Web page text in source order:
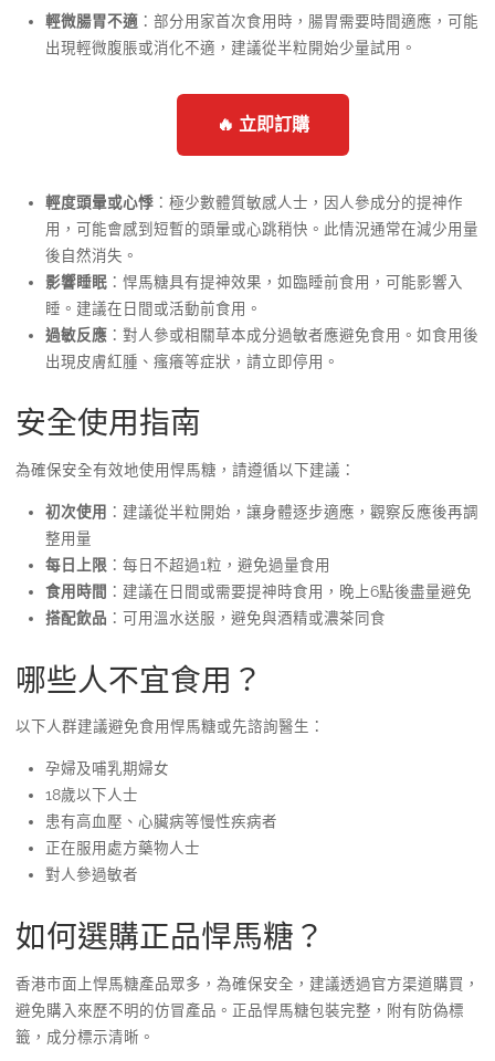
輕微腸胃不適：部分用家首次食用時，腸胃需要時間適應，可能
出現輕微腹脹或消化不適，建議從半粒開始少量試用。
🔥 立即訂購
輕度頭暈或心悸：極少數體質敏感人士，因人參成分的提神作
用，可能會感到短暫的頭暈或心跳稍快。此情況通常在減少用量
後自然消失。
影響睡眠：悍馬糖具有提神效果，如臨睡前食用，可能影響入
睡。建議在日間或活動前食用。
過敏反應：對人參或相關草本成分過敏者應避免食用。如食用後
出現皮膚紅腫、瘙癢等症狀，請立即停用。
安全使用指南
為確保安全有效地使用悍馬糖，請遵循以下建議：
初次使用 ：建議從半粒開始，讓身體逐步適應，觀察反應後再調
整用量
每日上限 ：每日不超過1粒，避免過量食用
食用時間 ：建議在日間或需要提神時食用，晚上6點後盡量避免
搭配飲品 ：可用溫水送服，避免與酒精或濃茶同食
哪些人不宜食用？
以下人群建議避免食用悍馬糖或先諮詢醫生：
孕婦及哺乳期婦女
18歲以下人士
患有高血壓、心臟病等慢性疾病者
正在服用處方藥物人士
對人參過敏者
如何選購正品悍馬糖？
香港市面上悍馬糖產品眾多，為確保安全，建議透過官方渠道購買，
避免購入來歷不明的仿冒產品。正品悍馬糖包裝完整，附有防偽標
籤，成分標示清晰。